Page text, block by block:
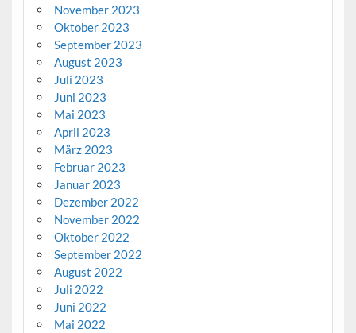
November 2023
Oktober 2023
September 2023
August 2023
Juli 2023
Juni 2023
Mai 2023
April 2023
März 2023
Februar 2023
Januar 2023
Dezember 2022
November 2022
Oktober 2022
September 2022
August 2022
Juli 2022
Juni 2022
Mai 2022